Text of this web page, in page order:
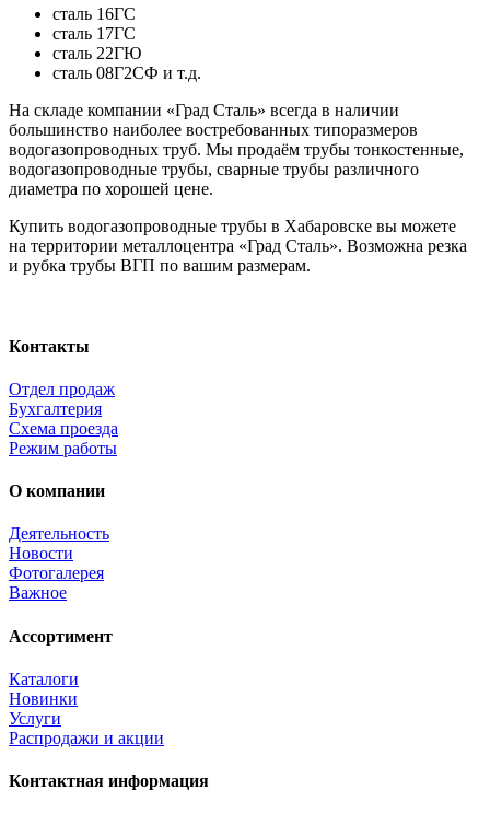
сталь 16ГС
сталь 17ГС
сталь 22ГЮ
сталь 08Г2СФ и т.д.
На складе компании «Град Сталь» всегда в наличии
большинство наиболее востребованных типоразмеров
водогазопроводных труб. Мы продаём трубы тонкостенные,
водогазопроводные трубы, сварные трубы различного
диаметра по хорошей цене.
Купить водогазопроводные трубы в Хабаровске вы можете
на территории металлоцентра «Град Сталь». Возможна резка
и рубка трубы ВГП по вашим размерам.
Контакты
Отдел продаж
Бухгалтерия
Схема проезда
Режим работы
О компании
Деятельность
Новости
Фотогалерея
Важное
Ассортимент
Каталоги
Новинки
Услуги
Распродажи и акции
Контактная информация